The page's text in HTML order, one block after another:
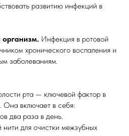
развитию инфекций в
Инфекция в ротовой
хронического воспаления и
заболеваниям.
рта — ключевой фактор в
Она включает в себя:
два раза в день.
для очистки межзубных